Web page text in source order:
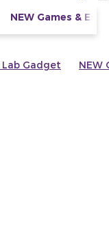
NEW Games &
Lab Gadget NEW